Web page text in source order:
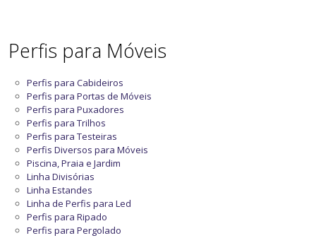
Perfis para Móveis
Perfis para Cabideiros
Perfis para Portas de Móveis
Perfis para Puxadores
Perfis para Trilhos
Perfis para Testeiras
Perfis Diversos para Móveis
Piscina, Praia e Jardim
Linha Divisórias
Linha Estandes
Linha de Perfis para Led
Perfis para Ripado
Perfis para Pergolado